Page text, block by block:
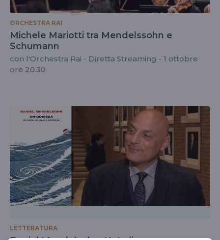
ORCHESTRA RAI
Michele Mariotti tra Mendelssohn e
Schumann
con l'Orchestra Rai - Diretta Streaming - 1 ottobre
ore 20.30
LETTERATURA